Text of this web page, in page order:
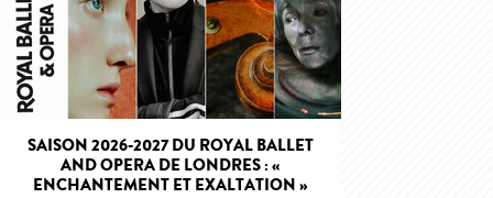
SAISON 2026-2027 DU ROYAL BALLET
AND OPERA DE LONDRES : «
ENCHANTEMENT ET EXALTATION »